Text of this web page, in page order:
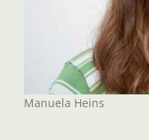
Manuela Heins